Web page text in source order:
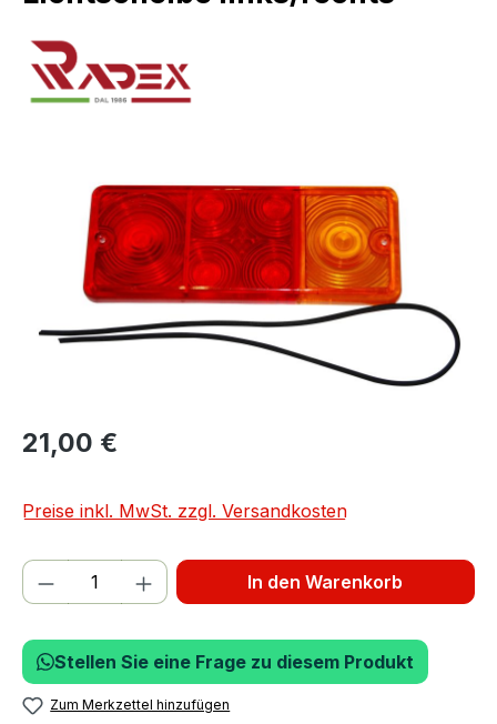
21,00 €
Preise inkl. MwSt. zzgl. Versandkosten
Produkt Anzahl: Gib den gewünschten
In den Warenkorb
Stellen Sie eine Frage zu diesem Produkt
Zum Merkzettel hinzufügen